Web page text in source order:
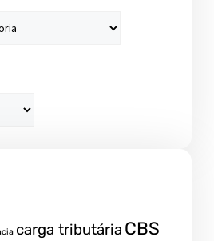
carga tributária CBS